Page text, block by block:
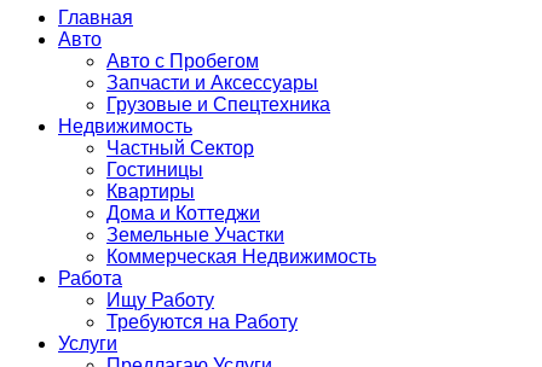
Главная
Авто
Авто с Пробегом
Запчасти и Аксессуары
Грузовые и Спецтехника
Недвижимость
Частный Сектор
Гостиницы
Квартиры
Дома и Коттеджи
Земельные Участки
Коммерческая Недвижимость
Работа
Ищу Работу
Требуются на Работу
Услуги